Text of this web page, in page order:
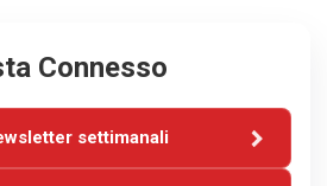
Connesso
settimanali